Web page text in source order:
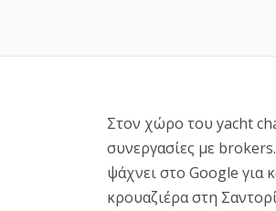
Στον χώρο του yacht
συνεργασίες με
ψάχνει στο Google για
κρουαζιέρα στη